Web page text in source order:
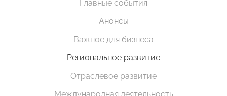
Главные события
Анонсы
Важное для бизнеса
Региональное развитие
Отраслевое развитие